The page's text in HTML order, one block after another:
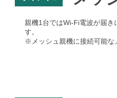
親機1台ではWi-Fi電波が届
す。
※メッシュ親機に接続可能な